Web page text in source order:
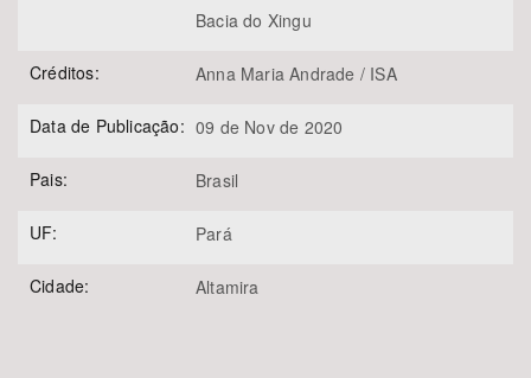
Bacia do Xingu
Créditos: Anna Maria Andrade / ISA
Data de Publicação: 09 de Nov de 2020
Pais: Brasil
UF: Pará
Cidade: Altamira